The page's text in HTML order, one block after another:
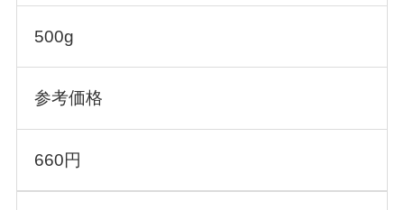
500g
参考価格
660円